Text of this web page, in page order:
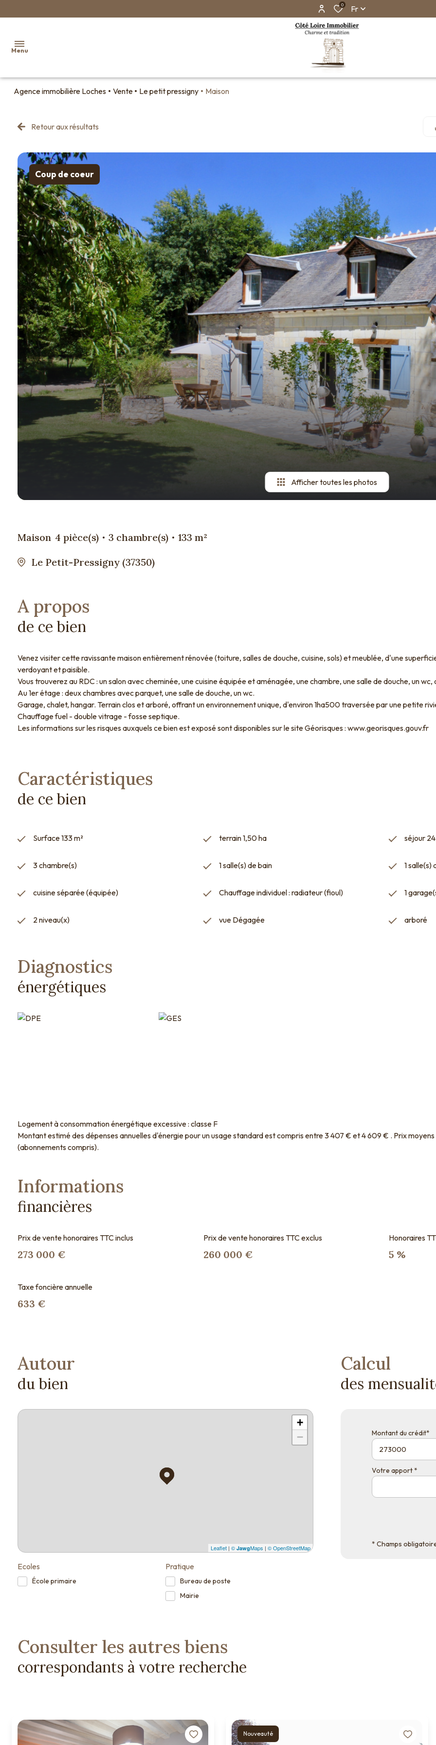
0 Fr
Menu
Accueil
vendus
Faire
estimer
son
bien en
ligne
Qui
sommes
nous ?
Contact
Agence immobilière Loches Vente Le petit pressigny Maison
Retour aux résultats
Coup de coeur
Afficher toutes les photos
Maison 4 pièce(s) 3 chambre(s) 133 m²
Le Petit-Pressigny (37350)
A propos
de ce bien
Venez visiter cette ravissante maison entièrement rénovée (toiture, salles de douche, cuisine, sols) et meublée, d'une
verdoyant et paisible.
Vous trouverez au RDC : un salon avec cheminée, une cuisine équipée et aménagée, une chambre, une salle de douche, un
Au 1er étage : deux chambres avec parquet, une salle de douche, un wc.
Garage, chalet, hangar. Terrain clos et arboré, offrant un environnement unique, d'environ 1ha500 traversée par une petite
Chauffage fuel - double vitrage - fosse septique.
Les informations sur les risques auxquels ce bien est exposé sont disponibles sur le site Géorisques : www.georisques.gouv.fr
Caractéristiques
de ce bien
Surface 133 m² terrain 1,50 ha séjour
3 chambre(s) 1 salle(s) de bain 1 salle(s)
cuisine séparée (équipée) Chauffage individuel : radiateur (fioul) 1
2 niveau(x) vue Dégagée arboré
Diagnostics
énergétiques
Logement à consommation énergétique excessive : classe F
Montant estimé des dépenses annuelles d'énergie pour un usage standard est compris entre 3 407 € et 4 609 € . Prix
(abonnements compris).
Informations
financières
Prix de vente honoraires TTC inclus
273 000 €
Prix de vente honoraires TTC exclus
260 000 €
Honoraires
5 %
Taxe foncière annuelle
633 €
Autour
du bien
+
−
Leaflet | © JawgMaps | © OpenStreetMap
Ecoles
École primaire
Pratique
Bureau de poste
Mairie
Calcul
des
Montant du crédit*
Votre apport *
* Champs
Consulter les autres biens
correspondants à votre recherche
Nouveauté